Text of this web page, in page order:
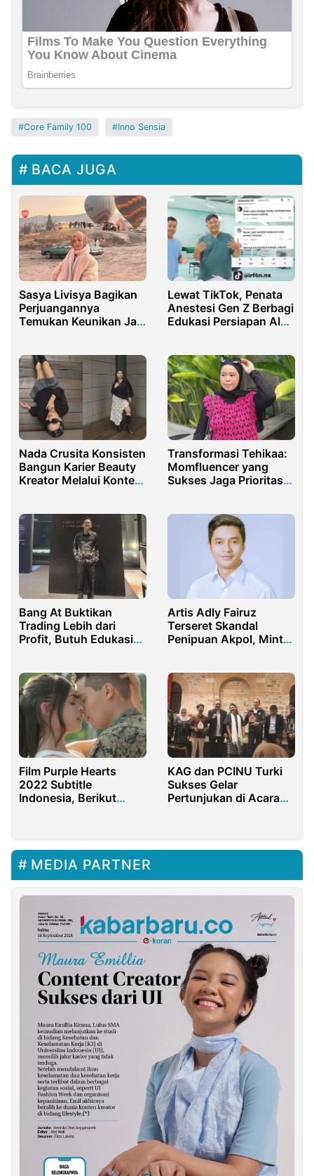
Core Family 100 Inno Sensia
BACA JUGA
Sasya Livisya Bagikan
Perjuangannya
Temukan Keunikan Jadi
Lewat TikTok, Penata
Anestesi Gen Z Berbagi
Edukasi Persiapan Alat
Nada Crusita Konsisten
Bangun Karier Beauty
Kreator Melalui Konten
Transformasi Tehikaa:
Momfluencer yang
Sukses Jaga Prioritas
Media
Bang At Buktikan
Trading Lebih dari
Profit, Butuh Edukasi
Artis Adly Fairuz
Terseret Skandal
Penipuan Akpol, Minta
Film Purple Hearts
2022 Subtitle
Indonesia, Berikut
KAG dan PCINU Turki
Sukses Gelar
Pertunjukan di Acara
MEDIA PARTNER